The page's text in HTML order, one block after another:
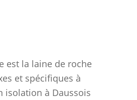
est la laine de roche
et spécifiques à
isolation à Daussois